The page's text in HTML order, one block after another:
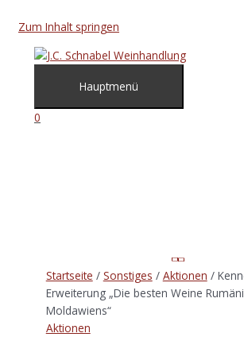
Zum Inhalt springen
Hauptmenü
0
Startseite / Sonstiges / Aktionen /
Erweiterung „Die besten Weine
Moldawiens“
Aktionen